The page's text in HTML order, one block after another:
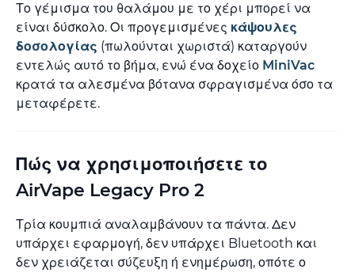
Το γέμισμα του θαλάμου με το χέρι μπορεί να
είναι δύσκολο. Οι προγεμισμένες κάψουλες
δοσολογίας (πωλούνται χωριστά) καταργούν
εντελώς αυτό το βήμα, ενώ ένα δοχείο MiniVac
κρατά τα αλεσμένα βότανα σφραγισμένα όσο τα
μεταφέρετε.
Πώς να χρησιμοποιήσετε το
AirVape Legacy Pro 2
Τρία κουμπιά αναλαμβάνουν τα πάντα. Δεν
υπάρχει εφαρμογή, δεν υπάρχει Bluetooth και
δεν χρειάζεται σύζευξη ή ενημέρωση, οπότε ο